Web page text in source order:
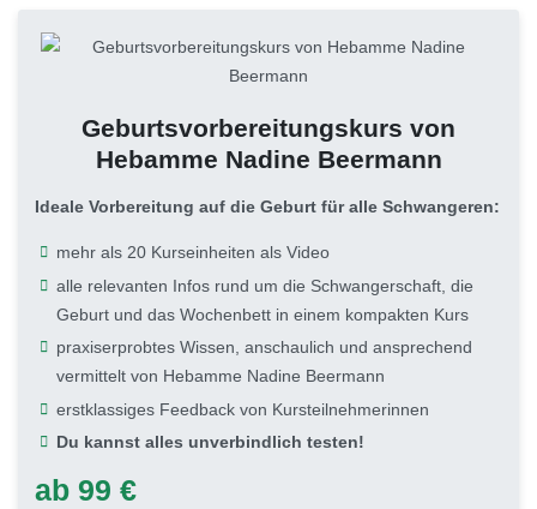
Geburtsvorbereitungskurs von
Hebamme Nadine Beermann
Ideale Vorbereitung auf die Geburt für alle Schwangeren:
mehr als 20 Kurseinheiten als Video
alle relevanten Infos rund um die Schwangerschaft, die
Geburt und das Wochenbett in einem kompakten Kurs
praxiserprobtes Wissen, anschaulich und ansprechend
vermittelt von Hebamme Nadine Beermann
erstklassiges Feedback von Kursteilnehmerinnen
Du kannst alles unverbindlich testen!
ab 99 €